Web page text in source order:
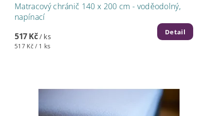
Matracový chránič 140 x 200 cm - voděodolný,
napínací
517 Kč/ ks
517 Kč / 1 ks
Detail